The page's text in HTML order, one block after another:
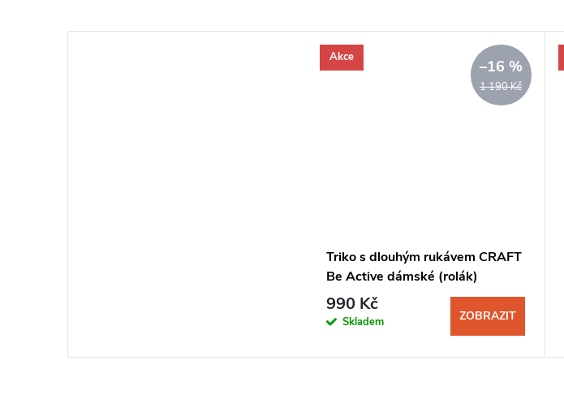
Akce
1 190 Kč
–16 %
Triko s dlouhým rukávem CRAFT
Be Active dámské (rolák)
jahodová
990 Kč
Skladem ZOBRAZIT